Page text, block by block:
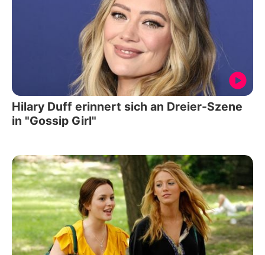
Hilary Duff erinnert sich an Dreier-Szene
in "Gossip Girl"